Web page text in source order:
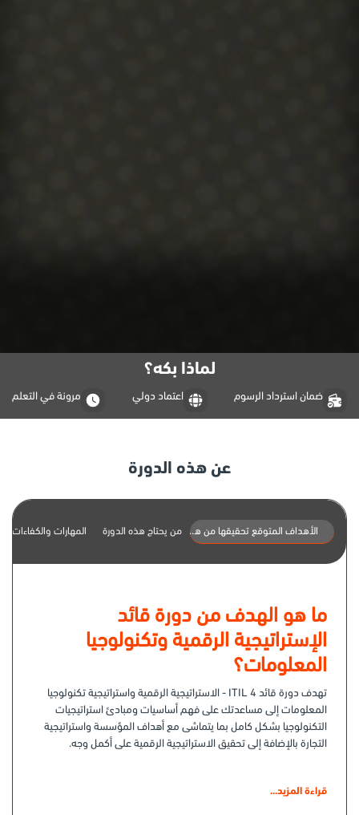
لماذا بكه؟
ضمان استرداد الرسوم اعتماد دولي مرونة في التعلم
عن هذه الدورة
الأهداف المتوقع تحقيقها من هذه الدورةمن يحتاج هذه الدورة المهارات والكفاءات
ما هو الهدف من دورة قائد
الإستراتيجية الرقمية وتكنولوجيا
المعلومات؟
تهدف دورة قائد ITIL 4 - الاستراتيجية الرقمية واستراتيجية تكنولوجيا
المعلومات إلى مساعدتك على فهم أساسيات ومبادئ استراتيجيات
التكنولوجيا بشكل كامل بما يتماشى مع أهداف المؤسسة واستراتيجية
التجارة بالإضافة إلى تحقيق الاستراتيجية الرقمية على أكمل وجه.
كما هو موضح بالأسفل:
قراءة المزيد...